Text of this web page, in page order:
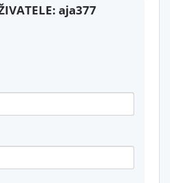
aja377